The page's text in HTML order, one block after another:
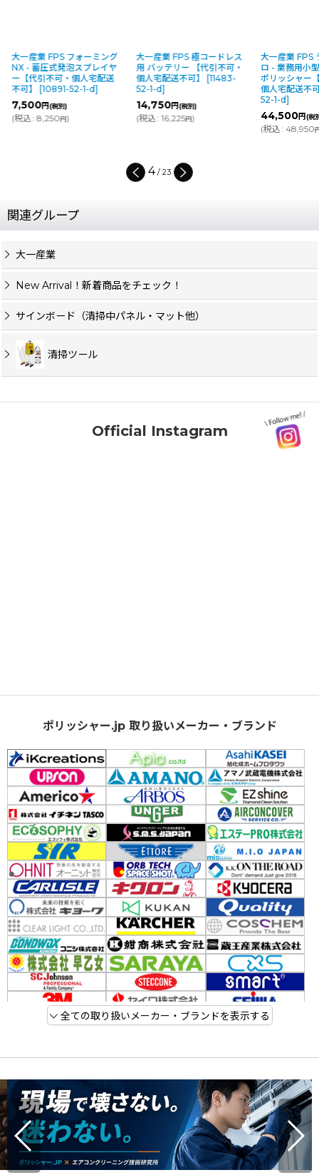
大一産業 FPS フォーミング
NX - 蓄圧式発泡スプレイヤ
ー【代引不可・個人宅配送
不可】
[10891-52-1-d]
7,500円(税別)
(税込: 8,250円)
大一産業 FPS 極コードレス
用 バッテリー 【代引不可・
個人宅配送不可】
[11483-
52-1-d]
14,750円(税別)
(税込: 16,225円)
大一産業 FPS
ロ - 業務用小
ポリッシャー
個人宅配送不
52-1-d]
44,500円(税
(税込: 48,950
4/ 23
関連グループ
大一産業
New Arrival！新着商品をチェック！
サインボード（清掃中パネル・マット他）
清掃ツール
Official Instagram
ポリッシャー.jp 取り扱いメーカー・ブランド
全ての取り扱いメーカー・ブランドを表示する